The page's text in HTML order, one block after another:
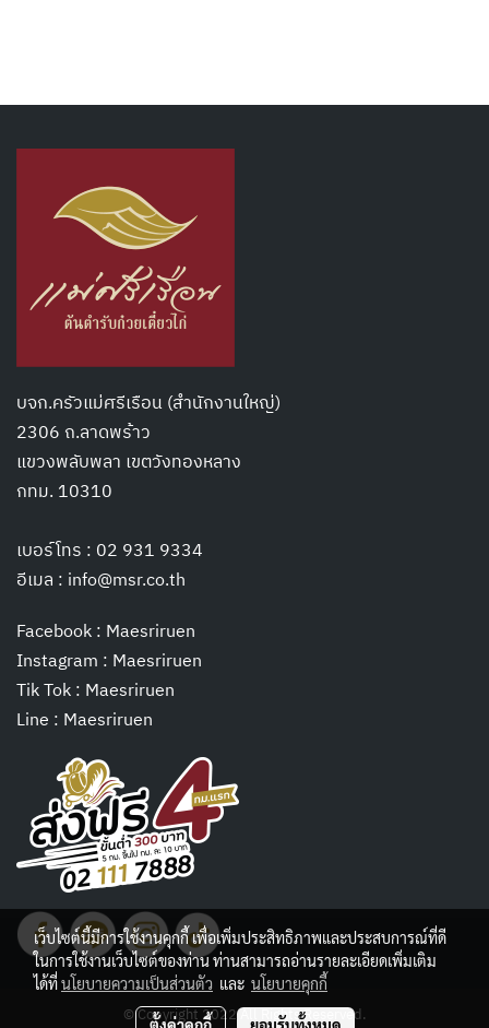
บจก.ครัวแม่ศรีเรือน (สำนักงานใหญ่)
2306 ถ.ลาดพร้าว
แขวงพลับพลา เขตวังทองหลาง
กทม. 10310
เบอร์โทร : 02 931 9334
อีเมล : info@msr.co.th
Facebook : Maesriruen
Instagram : Maesriruen
Tik Tok : Maesriruen
Line : Maesriruen
© Copyright 2022 All Rights Reserved.
เว็บไซต์นี้มีการใช้งานคุกกี้ เพื่อเพิ่มประสิทธิภาพและประสบการณ์ที่ดี
ในการใช้งานเว็บไซต์ของท่าน ท่านสามารถอ่านรายละเอียดเพิ่มเติม
ได้ที่นโยบายความเป็นส่วนตัว และ นโยบายคุกกี้